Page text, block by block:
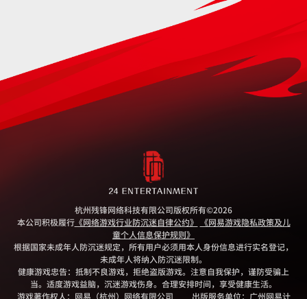
杭州残锋网络科技有限公司版权所有©2026
本公司积极履行《网络游戏行业防沉迷自律公约》
《网易游戏隐私政策及儿
童个人信息保护规则》
根据国家未成年人防沉迷规定，所有用户必须用本人身份信息进行实名登记，
未成年人将纳入防沉迷限制。
健康游戏忠告：抵制不良游戏，拒绝盗版游戏。注意自我保护，谨防受骗上
当。适度游戏益脑，沉迷游戏伤身。合理安排时间，享受健康生活。
游戏著作权人：网易（杭州）网络有限公司
出版服务单位：广州网易计